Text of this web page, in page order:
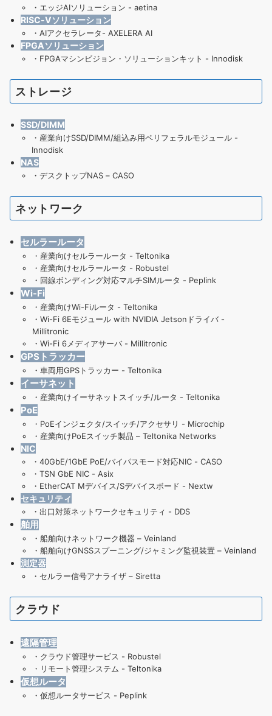
・ エッジAIソリューション - aetina
RISC-Vソリューション
・ AIアクセラレータ- AXELERA AI
FPGAソリューション
・ FPGAマシンビジョン・ソリューションキット - Innodisk
ストレージ
SSD/DIMM
・ 産業向けSSD/DIMM/組込み用ペリフェラルモジュール -
Innodisk
NAS
・ デスクトップNAS – CASO
ネットワーク
セルラールータ
・ 産業向けセルラールータ - Teltonika
・ 産業向けセルラールータ - Robustel
・ 回線ボンディング対応マルチSIMルータ - Peplink
Wi-Fi
・産業向けWi-Fiルータ - Teltonika
・ Wi-Fi 6Eモジュール with NVIDIA Jetsonドライバ -
Millitronic
・ Wi-Fi 6メディアサーバ - Millitronic
GPSトラッカー
・ 車両用GPSトラッカー - Teltonika
イーサネット
・ 産業向けイーサネットスイッチ/ルータ - Teltonika
PoE
・ PoEインジェクタ/スイッチ/アクセサリ - Microchip
・ 産業向けPoEスイッチ製品 – Teltonika Networks
NIC
・ 40GbE/1GbE PoE/バイパスモード対応NIC - CASO
・ TSN GbE NIC - Asix
・ EtherCAT Mデバイス/Sデバイスボード - Nextw
セキュリティ
・ 出口対策ネットワークセキュリティ - DDS
舶用
・ 船舶向けネットワーク機器 – Veinland
・ 船舶向けGNSSスプーニング/ジャミング監視装置 – Veinland
測定器
・ セルラー信号アナライザ – Siretta
クラウド
遠隔管理
・ クラウド管理サービス - Robustel
・ リモート管理システム - Teltonika
仮想ルータ
・仮想ルータサービス - Peplink